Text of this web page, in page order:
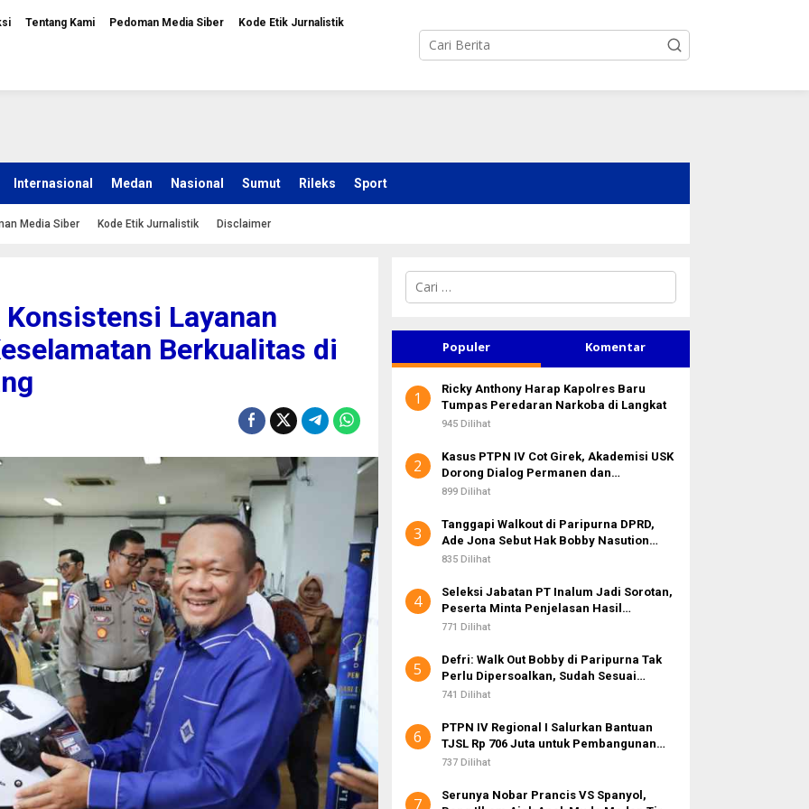
Tentang Kami Pedoman Media Siber Kode Etik Jurnalistik
Internasional Medan Nasional Sumut Rileks Sport
Media Siber Kode Etik Jurnalistik Disclaimer
Layanan
Berkualitas di
C
i
n
u
k
Populer Komentar
1
Ricky Anthony Harap Kapolres Baru
Tumpas Peredaran Narkoba di Langkat
945 Dilihat
2
Kasus PTPN IV Cot Girek, Akademisi USK
Dorong Dialog Permanen dan
Penegakan Hukum
899 Dilihat
3
Tanggapi Walkout di Paripurna DPRD,
Ade Jona Sebut Hak Bobby Nasution
Sebagai Kepala Daerah
835 Dilihat
4
Seleksi Jabatan PT Inalum Jadi Sorotan,
Peserta Minta Penjelasan Hasil
Assessment
771 Dilihat
5
Defri: Walk Out Bobby di Paripurna Tak
Perlu Dipersoalkan, Sudah Sesuai
Kourum
741 Dilihat
6
PTPN IV Regional I Salurkan Bantuan
TJSL Rp 706 Juta untuk Pembangunan
Sosial Berkelanjutan
737 Dilihat
7
Serunya Nobar Prancis VS Spanyol,